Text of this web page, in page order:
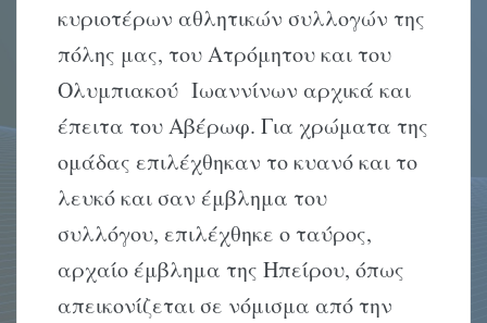
κυριοτέρων αθλητικών συλλογών της
πόλης μας, του Ατρόμητου και του
Ολυμπιακού Ιωαννίνων αρχικά και
έπειτα του Αβέρωφ. Για χρώματα της
ομάδας επιλέχθηκαν το κυανό και το
λευκό και σαν έμβλημα του
συλλόγου, επιλέχθηκε ο ταύρος,
αρχαίο έμβλημα της Ηπείρου, όπως
απεικονίζεται σε νόμισμα από την